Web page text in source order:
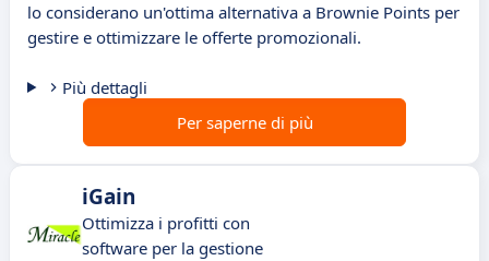
lo considerano un'ottima alternativa a Brownie Points per
gestire e ottimizzare le offerte promozionali.
Più dettagli
Per saperne di più
iGain
Ottimizza i profitti con
software per la gestione